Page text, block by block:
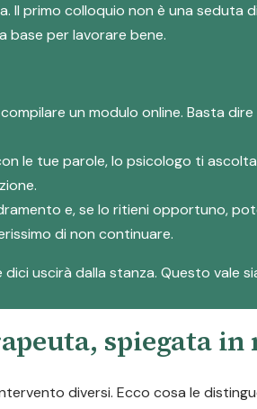
Il primo colloquio non è una seduta
base per lavorare bene.
un modulo online. Basta
le tue parole, lo psicologo ti
e, se lo ritieni opportuno,
di non continuare.
uscirà dalla stanza. Questo vale
spiegata in
diversi. Ecco cosa le